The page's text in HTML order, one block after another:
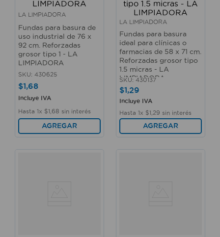
LA LIMPIADORA
Fundas para basura de
uso industrial de 76 x
92 cm. Reforzadas
grosor tipo 1 - LA
LIMPIADORA
SKU: 430625
$1,68
Incluye IVA
Hasta 1x $1 68 sin interés
AGREGAR
LA LIMPIADORA
Fundas para basura
ideal para clínicas o
farmacias de 58 x 71 cm.
Reforzadas grosor tipo
1.5 micras - LA
LIMPIADORA
SKU: 430137
$1,29
Incluye IVA
Hasta 1x $1 29 sin interés
AGREGAR